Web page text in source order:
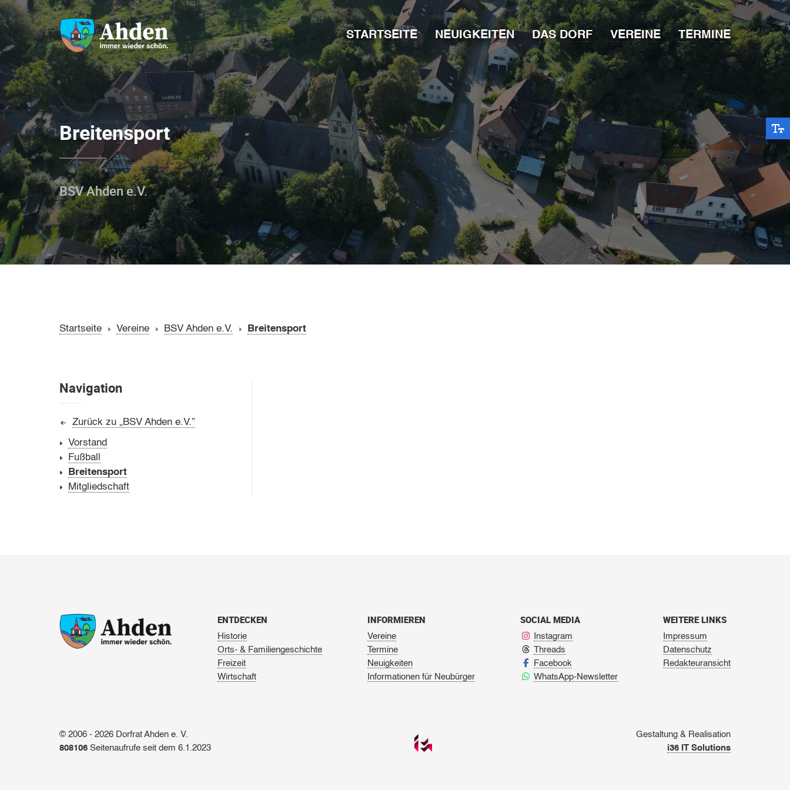
STARTSEITE NEUIGKEITEN DAS DORF VEREINE TERMINE
Breitensport
BSV Ahden e.V.
Startseite Vereine BSV Ahden e.V. Breitensport
Navigation
Zurück zu „BSV Ahden e.V.”
Vorstand
Fußball
Breitensport
Mitgliedschaft
ENTDECKEN
Historie
Orts- & Familiengeschichte
Freizeit
Wirtschaft
INFORMIEREN
Vereine
Termine
Neuigkeiten
Informationen für Neubürger
SOCIAL MEDIA
Instagram
Threads
Facebook
WhatsApp-Newsletter
WEITERE LINKS
Impressum
Datenschutz
Redakteuransicht
© 2006 - 2026 Dorfrat Ahden e. V.
808106Seitenaufrufe seit dem 6.1.2023
Gestaltung & Realisation
i36 IT Solutions